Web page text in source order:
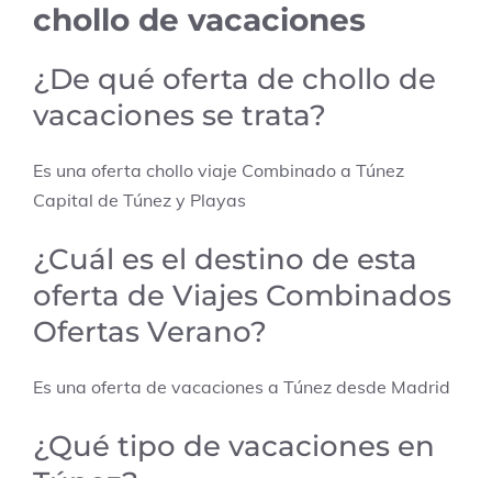
chollo de vacaciones
¿De qué oferta de chollo de
vacaciones se trata?
Es una oferta chollo viaje Combinado a Túnez
Capital de Túnez y Playas
¿Cuál es el destino de esta
oferta de Viajes Combinados
Ofertas Verano?
Es una oferta de vacaciones a Túnez desde Madrid
¿Qué tipo de vacaciones en